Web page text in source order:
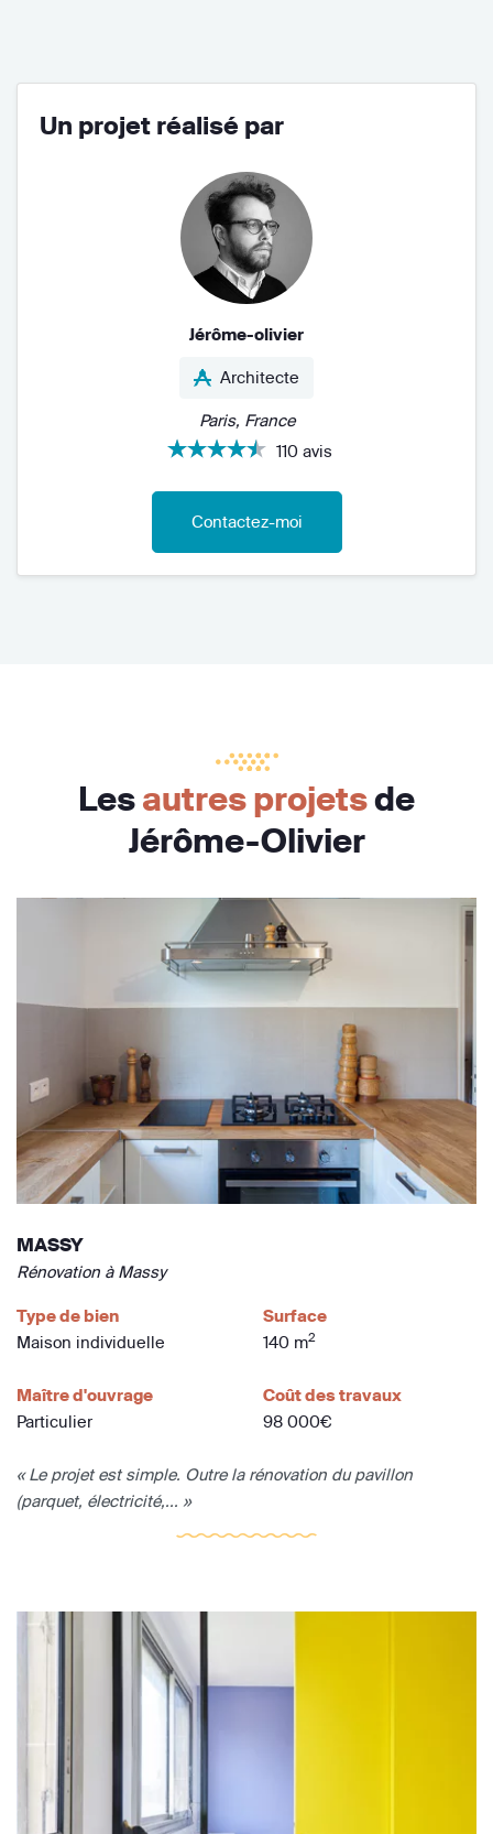
Un projet réalisé par
Jérôme-olivier
Architecte
Paris, France
110 avis
Contactez-moi
Lesautres projetsde
Jérôme-Olivier
MASSY
Rénovation à Massy
Type de bien
Maison individuelle
Surface
140 m2
Maître d'ouvrage
Particulier
Coût des travaux
98 000€
« Le projet est simple. Outre la rénovation du pavillon
(parquet, électricité,... »